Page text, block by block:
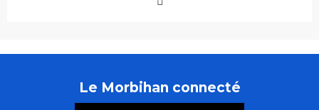
Le Morbihan connecté